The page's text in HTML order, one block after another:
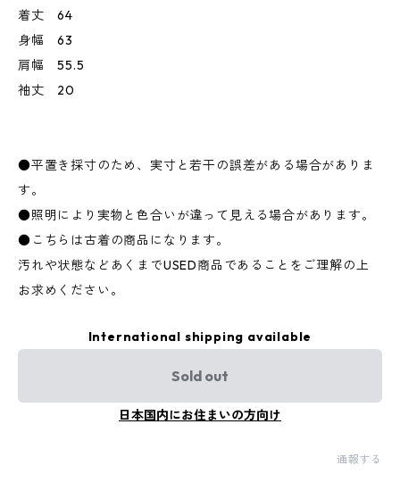
着丈 64
身幅 63
肩幅 55.5
袖丈 20
●平置き採寸のため、実寸と若干の誤差がある場合がありま
す。
●照明により実物と色合いが違って見える場合があります。
●こちらは古着の商品になります。
汚れや状態などあくまでUSED商品であることをご理解の上
お求めください。
International shipping available
Sold out
日本国内にお住まいの方向け
通報する